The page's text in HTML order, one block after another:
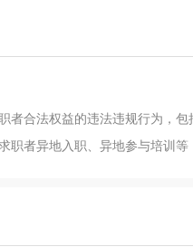
者合法权益的违法违规行为，
职者异地入职、异地参与培训